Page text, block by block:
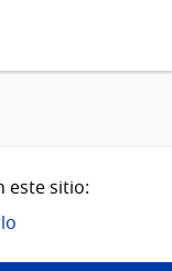
este sitio: